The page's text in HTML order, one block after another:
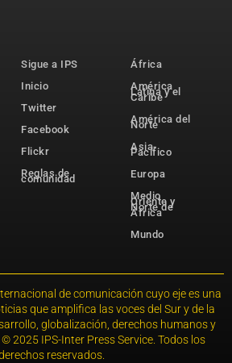
Sigue a IPS
Inicio
Twitter
Facebook
Flickr
Reglas de
comunidad
África
América
Latina y el
Caribe
América del
Norte
Asia-
Pacífico
Europa
Medio
Oriente y
Norte de
África
Mundo
de comunicación cuyo eje es una
que amplifica las voces del Sur y de la
globalización, derechos humanos y
2025 IPS-Inter Press Service. Todos los
reservados.